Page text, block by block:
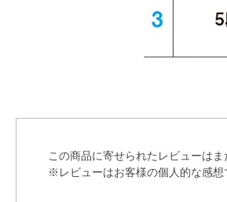
この商品に寄せられたレビューはま
※レビューはお客様の個人的な感想